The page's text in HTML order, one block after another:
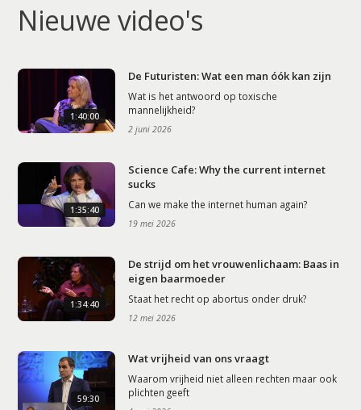
Nieuwe video's
1:40:00
De Futuristen: Wat een man óók kan zijn
Wat is het antwoord op toxische
mannelijkheid?
2 juni 2026
1:35:40
Science Cafe: Why the current internet
sucks
Can we make the internet human again?
19 mei 2026
1:34:40
De strijd om het vrouwenlichaam: Baas in
eigen baarmoeder
Staat het recht op abortus onder druk?
12 mei 2026
59:30
Wat vrijheid van ons vraagt
Waarom vrijheid niet alleen rechten maar ook
plichten geeft